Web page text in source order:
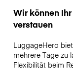
Wir können
verstauen
LuggageHero
mehrere Tage zu
Flexibilität beim